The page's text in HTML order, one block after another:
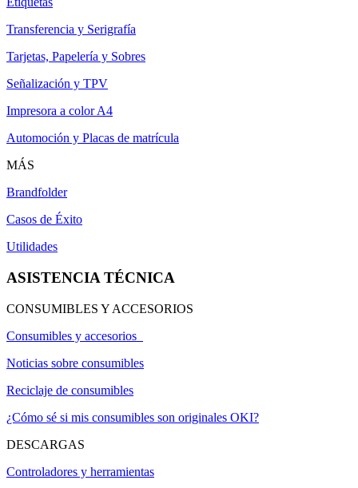
Transferencia y Serigrafía
Tarjetas, Papelería y Sobres
Señalización y TPV
Impresora a color A4
Automoción y Placas de matrícula
MÁS
Brandfolder
Casos de Éxito
Utilidades
ASISTENCIA TÉCNICA
CONSUMIBLES Y ACCESORIOS
Consumibles y accesorios
Noticias sobre consumibles
Reciclaje de consumibles
¿Cómo sé si mis consumibles son originales OKI?
DESCARGAS
Controladores y herramientas